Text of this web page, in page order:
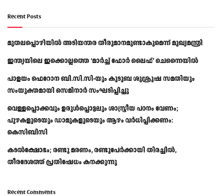
Recent Posts
മുതലപ്പൊഴിയിൽ അടിയന്തര തീരുമാനമുണ്ടാകുമെന്ന് മുഖ്യമന്ത്രി
ഇന്ത്യയിലെ ഇക്കൊല്ലത്തെ ‘മാർച്ച് ഫോർ ലൈഫ്’ ചെന്നൈയിൽ
പാളയം ഫെറോന ബി.സി.സി-യും കുടുബ ശുശ്രൂഷ സമതിയും
സംയുക്തമായി സെമിനാർ സംഘടിപ്പിച്ചു
വെള്ളപ്പൊക്കവും ഉരുള്‍പ്പൊട്ടലും ശാസ്ത്രീയ പഠനം വേണം;
പുഴകളുടെയും ഡാമുകളുടെയും ആഴം വര്‍ധിപ്പിക്കണം:
കെസിബിസി
കടൽക്ഷോഭം; രണ്ടു മരണം, രണ്ടുപേർക്കായി തിരച്ചിൽ,
തീരദേശത്ത് പ്രതിഷേധം കനക്കുന്നു
Recent Comments